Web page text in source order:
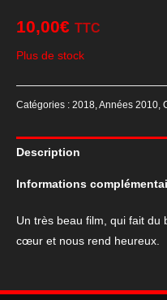
10,00€ TTC
Plus de stock
Catégories : 2018,Années 2010,
Description
Informations
Un très beau film, qui fait du
cœur et nous rend heureux.